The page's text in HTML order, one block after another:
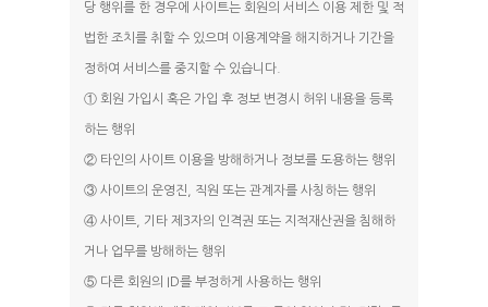
당 행위를 한 경우에 사이트는 회원의 서비스 이용 제한 및 적
법한 조치를 취할 수 있으며 이용계약을 해지하거나 기간을
정하여 서비스를 중지할 수 있습니다.
① 회원 가입시 혹은 가입 후 정보 변경시 허위 내용을 등록
하는 행위
② 타인의 사이트 이용을 방해하거나 정보를 도용하는 행위
③ 사이트의 운영진, 직원 또는 관계자를 사칭하는 행위
④ 사이트, 기타 제3자의 인격권 또는 지적재산권을 침해하
거나 업무를 방해하는 행위
⑤ 다른 회원의 ID를 부정하게 사용하는 행위